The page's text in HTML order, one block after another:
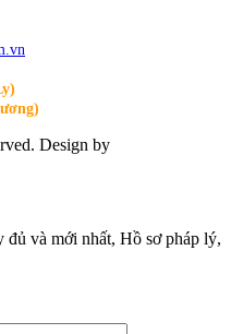
Design by
và mới nhất, Hồ sơ pháp lý,